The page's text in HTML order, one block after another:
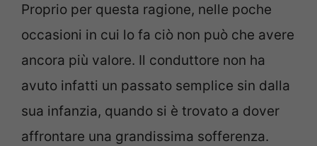
Proprio per questa ragione, nelle poche
occasioni in cui lo fa ciò non può che avere
ancora più valore. Il conduttore non ha
avuto infatti un passato semplice sin dalla
sua infanzia, quando si è trovato a dover
affrontare una grandissima sofferenza.